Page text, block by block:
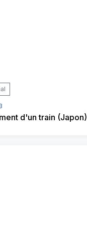
d'un train (Japon)